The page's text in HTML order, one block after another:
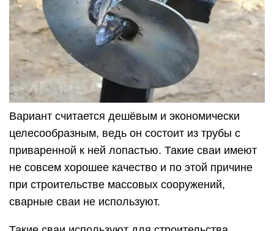
Вариант считается дешёвым и экономически
целесообразным, ведь он состоит из трубы с
приваренной к ней лопастью. Такие сваи имеют
не совсем хорошее качество и по этой причине
при строительстве массовых сооружений,
сварные сваи не используют.